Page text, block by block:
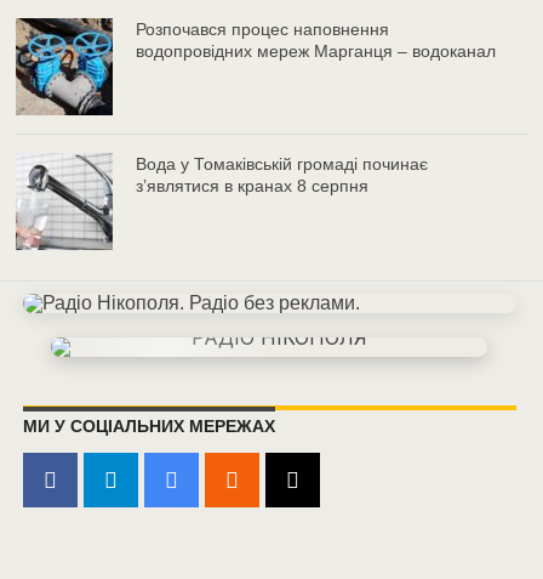
Розпочався процес наповнення
водопровідних мереж Марганця – водоканал
Вода у Томаківській громаді починає
з’являтися в кранах 8 серпня
МИ У СОЦІАЛЬНИХ МЕРЕЖАХ